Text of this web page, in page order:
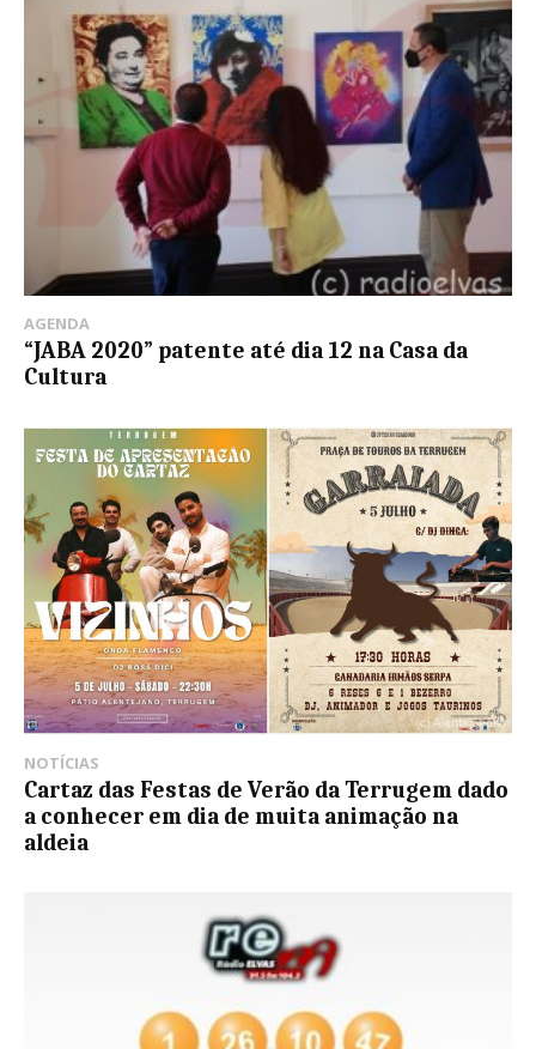
AGENDA
“JABA 2020” patente até dia 12 na Casa da
Cultura
NOTÍCIAS
Cartaz das Festas de Verão da Terrugem dado
a conhecer em dia de muita animação na
aldeia